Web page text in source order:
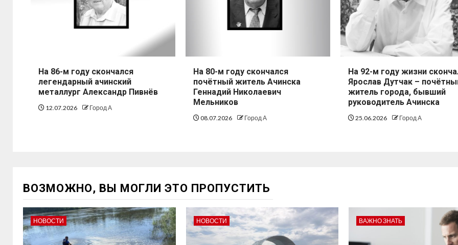
На 86-м году скончался
легендарный ачинский
металлург Александр Пивнёв
12.07.2026 Город А
На 80-м году скончался
почётный житель Ачинска
Геннадий Николаевич
Мельников
08.07.2026 Город А
На 92-м году жизни
Ярослав Дутчак –
житель города, бывший
руководитель Ачинска
25.06.2026 Город А
ВОЗМОЖНО, ВЫ МОГЛИ ЭТО ПРОПУСТИТЬ
НОВОСТИ НОВОСТИ ВАЖНО ЗНАТЬ